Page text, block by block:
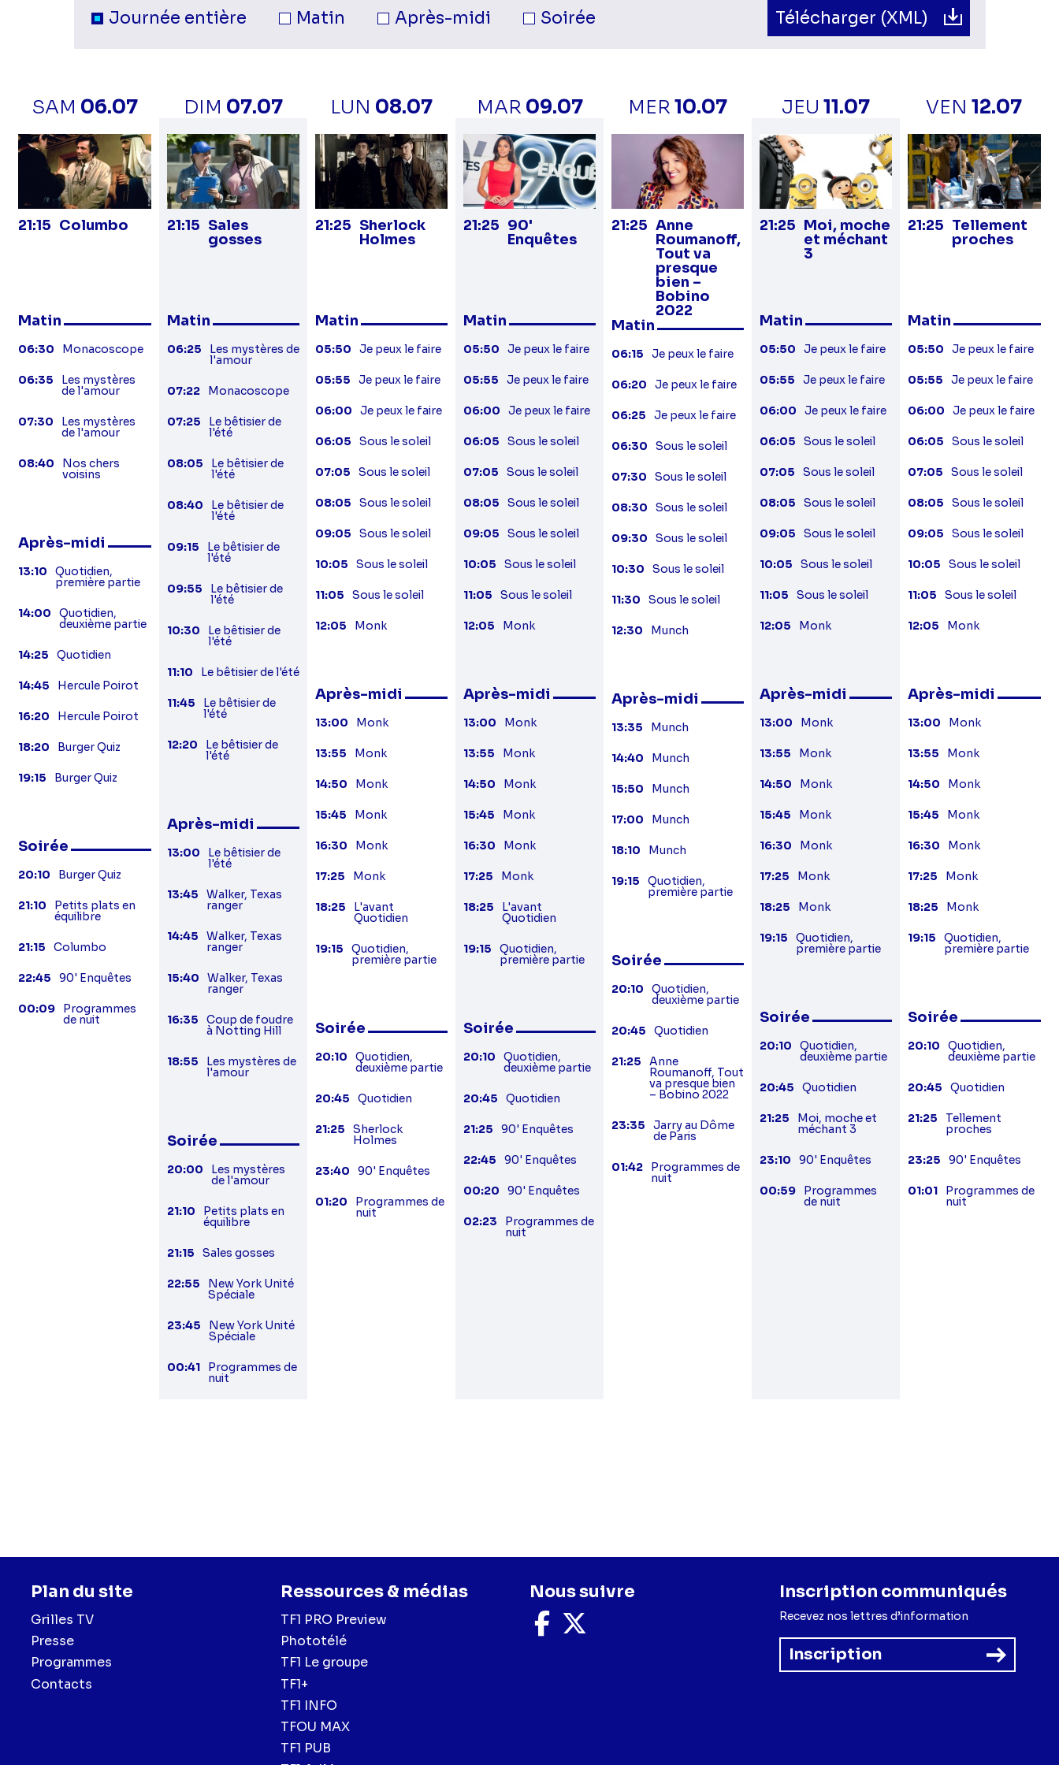
Sélection du moment de la journée.
Programmes
Journée entière Matin Après-midi Soirée Télécharger (XML)
SAM 06.07
21:15 Columbo
Matin
06:30 Monacoscope
06:35 Les mystères
de l'amour
07:30 Les mystères
de l'amour
08:40 Nos chers
voisins
Après-midi
13:10 Quotidien,
première partie
14:00 Quotidien,
deuxième partie
14:25 Quotidien
14:45 Hercule Poirot
16:20 Hercule Poirot
18:20 Burger Quiz
19:15 Burger Quiz
Soirée
20:10 Burger Quiz
21:10 Petits plats en
équilibre
21:15 Columbo
22:45 90' Enquêtes
00:09 Programmes
de nuit
DIM 07.07
21:15 Sales
gosses
Matin
06:25 Les mystères de
l'amour
07:22 Monacoscope
07:25 Le bêtisier de
l'été
08:05 Le bêtisier de
l'été
08:40 Le bêtisier de
l'été
09:15 Le bêtisier de
l'été
09:55 Le bêtisier de
l'été
10:30 Le bêtisier de
l'été
11:10 Le bêtisier de l'été
11:45 Le bêtisier de
l'été
12:20 Le bêtisier de
l'été
Après-midi
13:00 Le bêtisier de
l'été
13:45 Walker, Texas
ranger
14:45 Walker, Texas
ranger
15:40 Walker, Texas
ranger
16:35 Coup de foudre
à Notting Hill
18:55 Les mystères de
l'amour
Soirée
20:00 Les mystères
de l'amour
21:10 Petits plats en
équilibre
21:15 Sales gosses
22:55 New York Unité
Spéciale
23:45 New York Unité
Spéciale
00:41 Programmes de
nuit
LUN 08.07
21:25 Sherlock
Holmes
Matin
05:50 Je peux le faire
05:55 Je peux le faire
06:00 Je peux le faire
06:05 Sous le soleil
07:05 Sous le soleil
08:05 Sous le soleil
09:05 Sous le soleil
10:05 Sous le soleil
11:05 Sous le soleil
12:05 Monk
Après-midi
13:00 Monk
13:55 Monk
14:50 Monk
15:45 Monk
16:30 Monk
17:25 Monk
18:25 L'avant
Quotidien
19:15 Quotidien,
première partie
Soirée
20:10 Quotidien,
deuxième partie
20:45 Quotidien
21:25 Sherlock
Holmes
23:40 90' Enquêtes
01:20 Programmes de
nuit
MAR 09.07
21:25 90'
Enquêtes
Matin
05:50 Je peux le faire
05:55 Je peux le faire
06:00 Je peux le faire
06:05 Sous le soleil
07:05 Sous le soleil
08:05 Sous le soleil
09:05 Sous le soleil
10:05 Sous le soleil
11:05 Sous le soleil
12:05 Monk
Après-midi
13:00 Monk
13:55 Monk
14:50 Monk
15:45 Monk
16:30 Monk
17:25 Monk
18:25 L'avant
Quotidien
19:15 Quotidien,
première partie
Soirée
20:10 Quotidien,
deuxième partie
20:45 Quotidien
21:25 90' Enquêtes
22:45 90' Enquêtes
00:20 90' Enquêtes
02:23 Programmes de
nuit
MER 10.07
21:25 Anne
Roumanoff,
Tout va
presque
bien –
Bobino
2022
Matin
06:15 Je peux le faire
06:20 Je peux le faire
06:25 Je peux le faire
06:30 Sous le soleil
07:30 Sous le soleil
08:30 Sous le soleil
09:30 Sous le soleil
10:30 Sous le soleil
11:30 Sous le soleil
12:30 Munch
Après-midi
13:35 Munch
14:40 Munch
15:50 Munch
17:00 Munch
18:10 Munch
19:15 Quotidien,
première partie
Soirée
20:10 Quotidien,
deuxième partie
20:45 Quotidien
21:25 Anne
Roumanoff, Tout
va presque bien
– Bobino 2022
23:35 Jarry au Dôme
de Paris
01:42 Programmes de
nuit
JEU 11.07
21:25 Moi, moche
et méchant
3
Matin
05:50 Je peux le faire
05:55 Je peux le faire
06:00 Je peux le faire
06:05 Sous le soleil
07:05 Sous le soleil
08:05 Sous le soleil
09:05 Sous le soleil
10:05 Sous le soleil
11:05 Sous le soleil
12:05 Monk
Après-midi
13:00 Monk
13:55 Monk
14:50 Monk
15:45 Monk
16:30 Monk
17:25 Monk
18:25 Monk
19:15 Quotidien,
première partie
Soirée
20:10 Quotidien,
deuxième partie
20:45 Quotidien
21:25 Moi, moche et
méchant 3
23:10 90' Enquêtes
00:59 Programmes
de nuit
VEN 12.07
21:25 Tellement
proches
Matin
05:50 Je peux le faire
05:55 Je peux le faire
06:00 Je peux le faire
06:05 Sous le soleil
07:05 Sous le soleil
08:05 Sous le soleil
09:05 Sous le soleil
10:05 Sous le soleil
11:05 Sous le soleil
12:05 Monk
Après-midi
13:00 Monk
13:55 Monk
14:50 Monk
15:45 Monk
16:30 Monk
17:25 Monk
18:25 Monk
19:15 Quotidien,
première partie
Soirée
20:10 Quotidien,
deuxième partie
20:45 Quotidien
21:25 Tellement
proches
23:25 90' Enquêtes
01:01 Programmes de
nuit
Plan du site
Grilles TV
Presse
Programmes
Contacts
Ressources & médias
TF1 PRO Preview
Phototélé
TF1 Le groupe
TF1+
TF1 INFO
TFOU MAX
TF1 PUB
Nous suivre
Nous
suivre
Inscription communiqués
Recevez nos lettres d’information
Inscription